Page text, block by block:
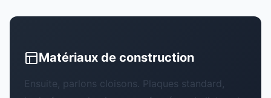
Matériaux de construction
Ensuite, parlons cloisons. Plaques standard,